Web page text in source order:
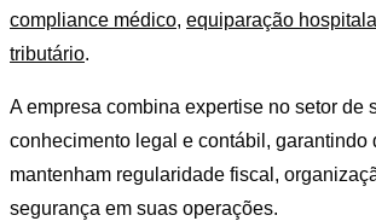
compliance médico, equiparação
tributário.
A empresa combina expertise no setor de
conhecimento legal e contábil, garantindo
mantenham regularidade fiscal,
segurança em suas operações.